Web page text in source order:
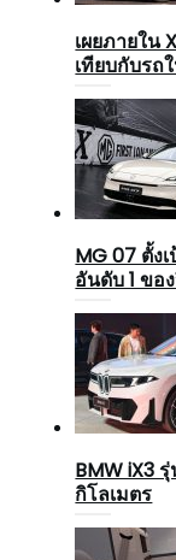
เผยภายใน
เทียบกับรถ
MG 07 ตั้ง
อันดับ 1 ขอ
BMW iX3
กิโลเมตร